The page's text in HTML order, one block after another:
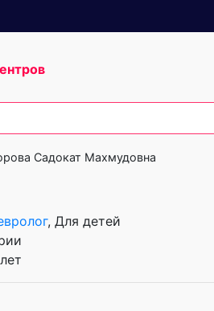
Садокат Махмудовна
, Для детей